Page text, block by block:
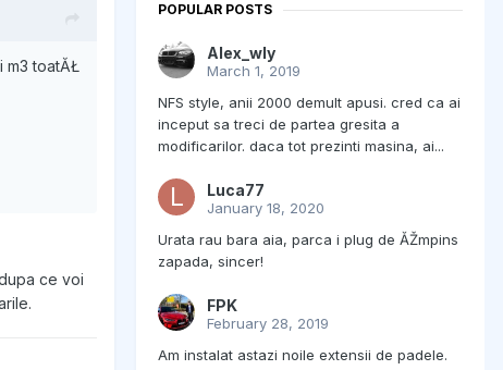
m3 toatĂŁ
ce voi
POPULAR POSTS
Alex_wly
March 1, 2019
NFS style, anii 2000 demult apusi. cred ca ai
inceput sa treci de partea gresita a
modificarilor. daca tot prezinti masina, ai...
Luca77
January 18, 2020
Urata rau bara aia, parca i plug de ĂŽmpins
zapada, sincer!
FPK
February 28, 2019
Am instalat astazi noile extensii de padele.